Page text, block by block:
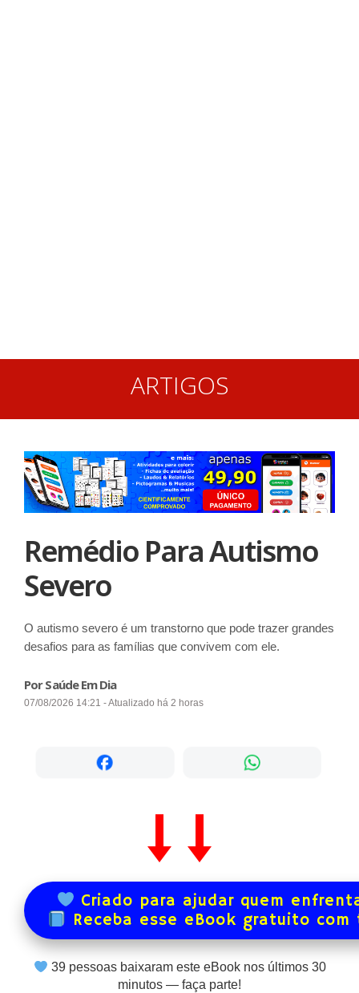
ARTIGOS
Remédio Para Autismo
Severo
O autismo severo é um transtorno que pode trazer grandes
desafios para as famílias que convivem com ele.
Por Saúde Em Dia
07/08/2026 14:21 - Atualizado há 2 horas
Criado para ajudar quem
Receba esse eBook gratuito
39pessoas baixaram este eBook nos últimos 30
minutos — faça parte!